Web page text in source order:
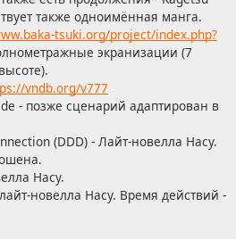
также одноимённая манга.
tsuki.org/project/index.php?
экранизации (7
vndb.org/v777
- позже сценарий адаптирован в
(DDD) - Лайт-новелла Насу.
Насу.
новелла Насу. Время действий -